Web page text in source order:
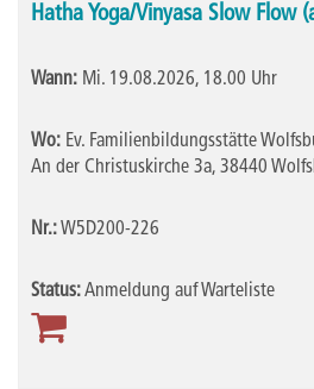
Hatha Yoga/Vinyasa Slow Flow
Wann: Mi. 19.08.2026, 18.00 Uhr
Wo: Ev. Familienbildungsstätte
An der Christuskirche 3a, 38440
Nr.:W5D200-226
Status:Anmeldung auf Warteliste